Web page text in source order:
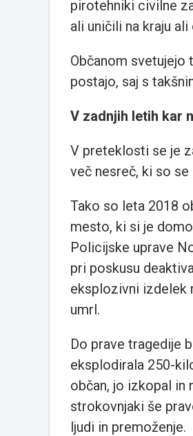
pirotehniki civilne
ali uničili na kraju
Občanom svetujejo
postajo, saj s
V zadnjih letih kar
V preteklosti se je
več nesreč, ki so
Tako so leta 2018
mesto, ki si je
Policijske uprave
pri poskusu
eksplozivni izdelek
umrl.
Do prave tragedije
eksplodirala 250-
občan, jo izkopal in
strokovnjaki še
ljudi in premoženje.